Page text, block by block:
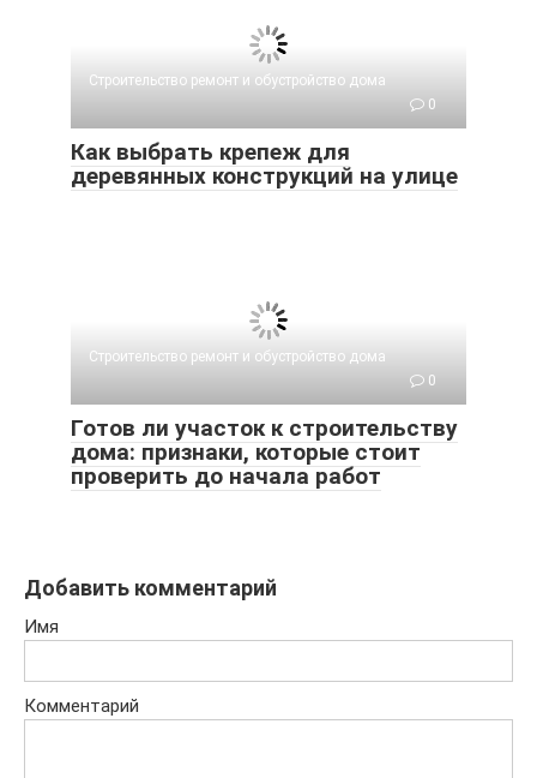
Строительство ремонт и обустройство дома
0
Как выбрать крепеж для
деревянных конструкций на улице
Строительство ремонт и обустройство дома
0
Готов ли участок к строительству
дома: признаки, которые стоит
проверить до начала работ
Добавить комментарий
Имя
Комментарий